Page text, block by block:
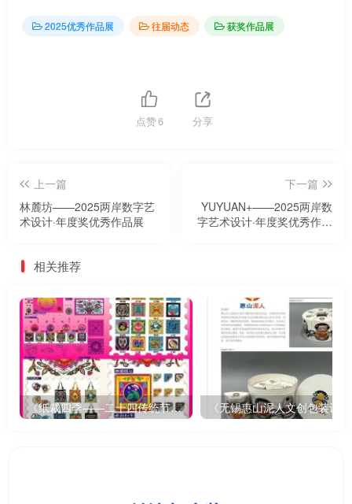
2025优秀作品展 往届动态 获奖作品展
点赞6 分享
上一篇
林麓坊——2025两岸数字艺
术设计·年度奖优秀作品展
下一篇
YUYUAN+——2025两岸数
字艺术设计·年度奖优秀作品
相关推荐
《纸裁四季——二十四传统节气文创设计》 《无锡惠山泥人文创包装设